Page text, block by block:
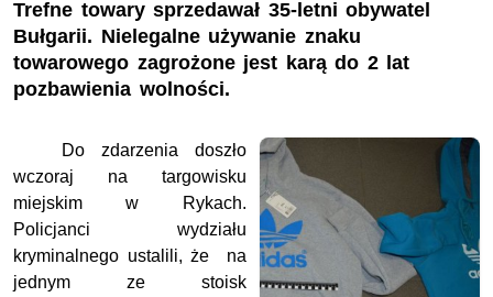
Trefne towary sprzedawał 35-letni obywatel
Bułgarii. Nielegalne używanie znaku
towarowego zagrożone jest karą do 2 lat
pozbawienia wolności.
Do zdarzenia doszło
wczoraj na targowisku
miejskim w Rykach.
Policjanci wydziału
kryminalnego ustalili, że na
jednym ze stoisk